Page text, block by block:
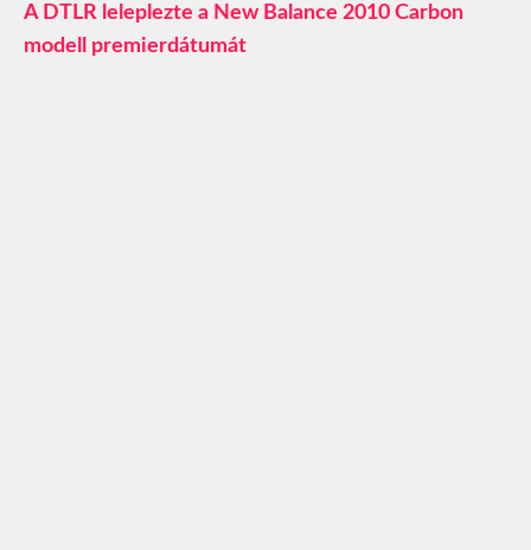
A DTLR leleplezte a New Balance 2010 Carbon
modell premierdátumát